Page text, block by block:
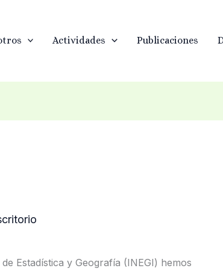
Actividades Publicaciones
Estadística y Geografía (INEGI) hemos